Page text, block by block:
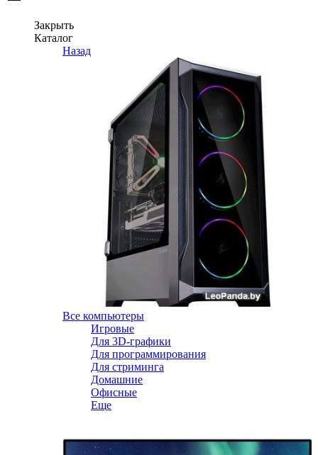
Закрыть
Каталог
Назад
Все компьютеры
Игровые
Для 3D-графики
Для программирования
Для стриминга
Домашние
Офисные
Еще